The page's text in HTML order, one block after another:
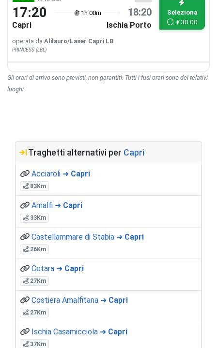
17:20 1h 00m 18:20
Capri Ischia Porto
Seleziona
€30.00
operata da Alilauro/Laser Capri LB
PRINCESS (LBL)
Gli orari di arrivo sono previsti, non garantiti. Tutti i fusi orari sono dei relativi
luoghi.
Traghetti alternativi per Capri
Acciaroli ➜ Capri
83Km
Amalfi ➜ Capri
33Km
Castellammare di Stabia ➜ Capri
26Km
Cetara ➜ Capri
27Km
Costiera Amalfitana ➜ Capri
27Km
Ischia Casamicciola ➜ Capri
37Km